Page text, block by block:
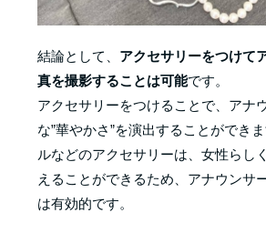
結論として、 アクセサリーをつけて
真を撮影することは可能です。
アクセサリーをつけることで、アナ
な”華やかさ”を演出することができ
ルなどのアクセサリーは、女性らし
えることができるため、アナウンサ
は有効的です。